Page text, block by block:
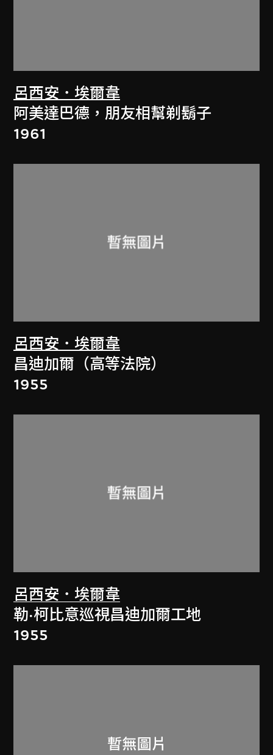
呂西安．埃爾韋
阿美達巴德，朋友相幫剃鬍子
1961
呂西安．埃爾韋
昌迪加爾（高等法院）
1955
呂西安．埃爾韋
勒·柯比意巡視昌迪加爾工地
1955